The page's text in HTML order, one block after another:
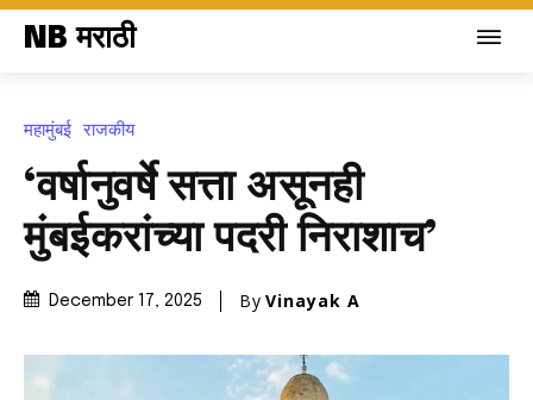
NB मराठी
महामुंबई राजकीय
‘वर्षानुवर्षे सत्ता असूनही
मुंबईकरांच्या पदरी निराशाच’
December 17, 2025 By Vinayak A